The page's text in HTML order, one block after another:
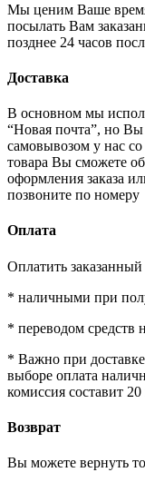
Мы ценим Ваше
посылать Вам
позднее 24 часов
Доставка
В основном мы
“Новая почта”, но Вы
самовывозом у нас
товара Вы сможете
оформления заказа
позвоните по номеру
Оплата
Оплатить
* наличными при
* переводом средств
* Важно при
выборе оплата
комиссия составит
Возврат
Вы можете вернуть